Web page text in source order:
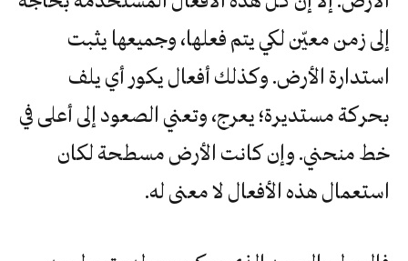
إلى زمن معيّن لكي يتم فعلها، وجميعها يثبت
استدارة الأرض. وكذلك أفعال يكور أي يلف
بحركة مستديرة؛ يعرج، وتعني الصعود إلى أعلى في
خط منحني. وإن كانت الأرض مسطحة لكان
استعمال هذه الأفعال لا معنى له.